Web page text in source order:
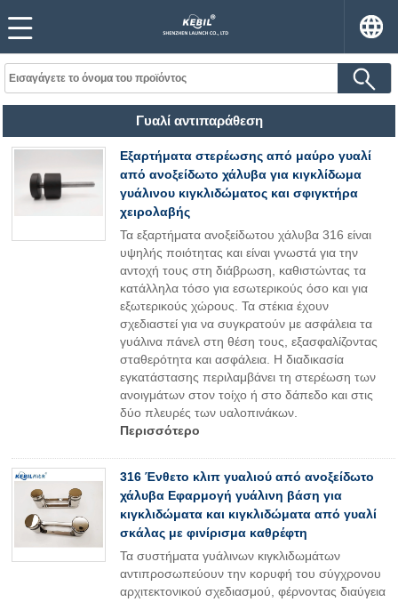
Γυαλί αντιπαράθεση
Εξαρτήματα στερέωσης από μαύρο γυαλί
από ανοξείδωτο χάλυβα για κιγκλίδωμα
γυάλινου κιγκλιδώματος και σφιγκτήρα
χειρολαβής
Τα εξαρτήματα ανοξείδωτου χάλυβα 316 είναι
υψηλής ποιότητας και είναι γνωστά για την
αντοχή τους στη διάβρωση, καθιστώντας τα
κατάλληλα τόσο για εσωτερικούς όσο και για
εξωτερικούς χώρους. Τα στέκια έχουν
σχεδιαστεί για να συγκρατούν με ασφάλεια τα
γυάλινα πάνελ στη θέση τους, εξασφαλίζοντας
σταθερότητα και ασφάλεια. Η διαδικασία
εγκατάστασης περιλαμβάνει τη στερέωση των
ανοιγμάτων στον τοίχο ή στο δάπεδο και στις
δύο πλευρές των υαλοπινάκων.
Περισσότερο
316 Ένθετο κλιπ γυαλιού από ανοξείδωτο
χάλυβα Εφαρμογή γυάλινη βάση για
κιγκλιδώματα και κιγκλιδώματα από γυαλί
σκάλας με φινίρισμα καθρέφτη
Τα συστήματα γυάλινων κιγκλιδωμάτων
αντιπροσωπεύουν την κορυφή του σύγχρονου
αρχιτεκτονικού σχεδιασμού, φέρνοντας διαύγεια